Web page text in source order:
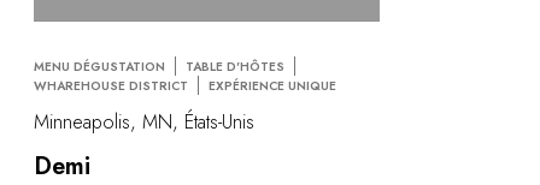
MENU DÉGUSTATION
TABLE D'HÔTES
WHAREHOUSE DISTRICT
EXPÉRIENCE UNIQUE
Minneapolis, MN, États-Unis
Demi